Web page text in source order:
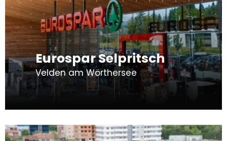
Eurospar Selpritsch
Velden am Wörthersee